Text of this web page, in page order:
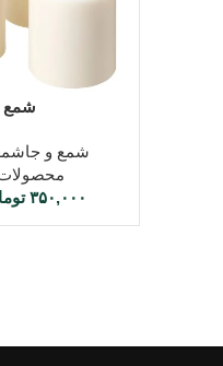
تا قیمت مناسبی
و در کنار قیمت
بتونه بهترین
در مسی این شمع
زیبایی و سادگی
تمام ظروف مسی
انتخاب گزینه هاشمع
شمع و
۳۵۰,۰۰۰